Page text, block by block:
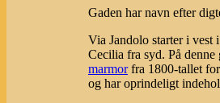
Gaden har navn efter
Via Jandolo starter i
Cecilia fra syd. På denne
marmorfra 1800-tallet
og har oprindeligt